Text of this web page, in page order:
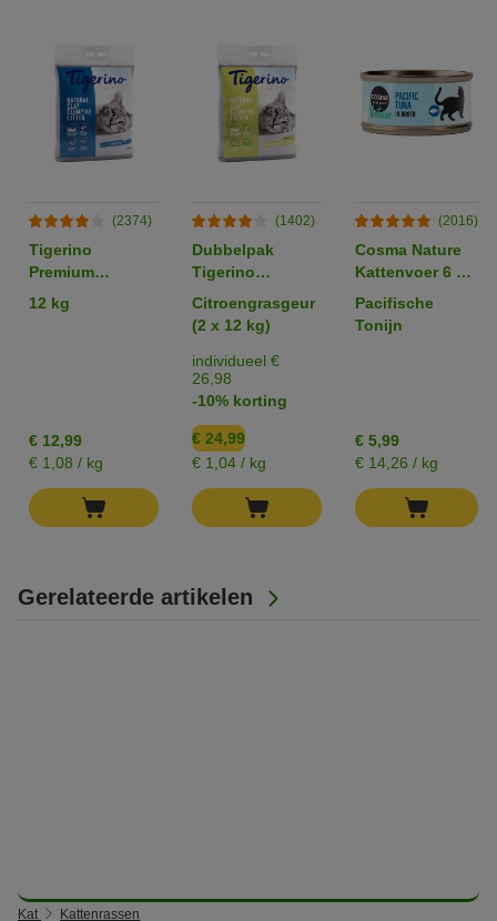
Gerelateerde artikelen
Kat Kattenrassen
(2374)
Tigerino
Premium
Kattenbakvulling
- Sensitive
12 kg
€ 12,99
€ 1,08 / kg
(1402)
Dubbelpak
Tigerino
Premium
Kattenbakvulling
Citroengrasgeur
(2 x 12 kg)
individueel €
26,98
-10% korting
€ 24,99
€ 1,04 / kg
(2016)
Cosma Nature
Kattenvoer 6 x
70 g
Pacifische
Tonijn
€ 5,99
€ 14,26 / kg